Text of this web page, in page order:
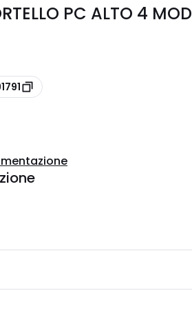
PC ALTO 4